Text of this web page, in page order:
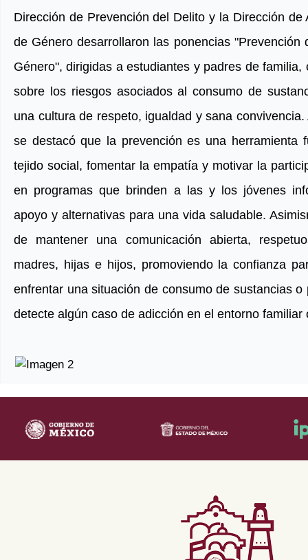
Dirección de Prevención del Delito y la Dirección
de Género desarrollaron las ponencias "Prevención
Género", dirigidas a estudiantes y padres de
sobre los riesgos asociados al consumo de
una cultura de respeto, igualdad y sana
se destacó que la prevención es una herramienta
tejido social, fomentar la empatía y motivar la
en programas que brinden a las y los jóvenes
apoyo y alternativas para una vida saludable.
de mantener una comunicación abierta,
madres, hijas e hijos, promoviendo la confianza
enfrentar una situación de consumo de sustancias
detecte algún caso de adicción en el entorno familiar